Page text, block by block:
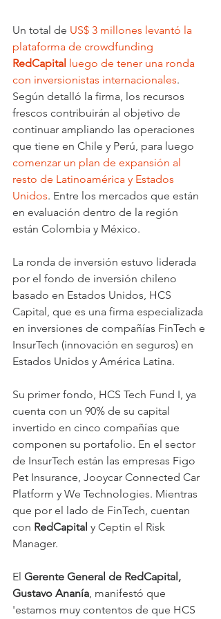
Un total de US$ 3 millones levantó la
plataforma de crowdfunding
RedCapital
luego de tener una ronda
con inversionistas internacionales.
Según detalló la firma, los recursos
frescos contribuirán al objetivo de
continuar ampliando las operaciones
que tiene en Chile y Perú, para luego
comenzar un plan de expansión al
resto de Latinoamérica y Estados
Unidos. Entre los mercados que están
en evaluación dentro de la región
están Colombia y México.
La ronda de inversión estuvo liderada
por el fondo de inversión chileno
basado en Estados Unidos, HCS
Capital, que es una firma especializada
en inversiones de compañías FinTech e
InsurTech (innovación en seguros) en
Estados Unidos y América Latina.
Su primer fondo, HCS Tech Fund I, ya
cuenta con un 90% de su capital
invertido en cinco compañías que
componen su portafolio. En el sector
de InsurTech están las empresas Figo
Pet Insurance, Jooycar Connected Car
Platform y We Technologies. Mientras
que por el lado de FinTech, cuentan
con RedCapital y Ceptin el Risk
Manager.
El Gerente General de RedCapital,
Gustavo Ananía, manifestó que
'estamos muy contentos de que HCS